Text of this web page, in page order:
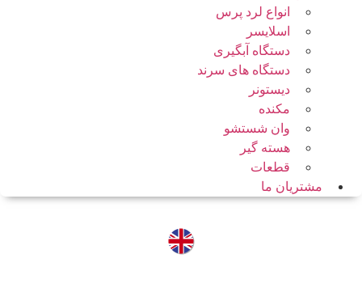
انواع لرد پرس
اسلایسر
دستگاه آبگیری
دستگاه های سرند
دیستونر
مکنده
وان شستشو
هسته گیر
قطعات
مشتریان ما